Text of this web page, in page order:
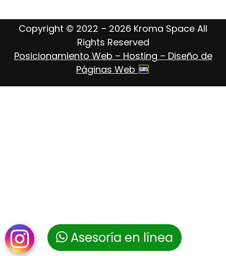
Asesoría en línea
Copyright © 2022 – 2026 Kroma Space All
Rights Reserved
Posicionamiento Web – Hosting – Diseño de
Páginas Web